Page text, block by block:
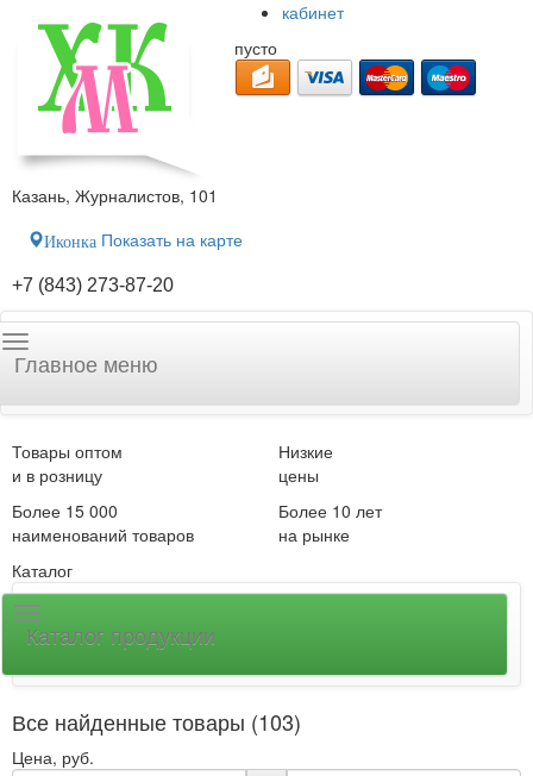
кабинет
пусто
Казань, Журналистов, 101
Иконка Показать на карте
+7 (843) 273-87-20
Главное меню
Товары оптом
и в розницу
Низкие
цены
Более 15 000
наименований товаров
Более 10 лет
на рынке
Каталог
Каталог продукции
Все найденные товары (103)
Цена, руб.